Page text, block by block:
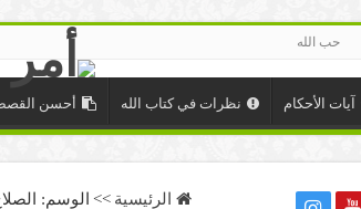
حب الله
آيات الأحكام نظرات في كتاب الله أحسن
الرئيسية >> الوسم: